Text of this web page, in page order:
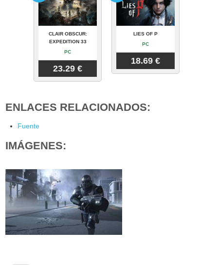
CLAIR OBSCUR:
EXPEDITION 33
PC
23.29 €
LIES OF P
PC
18.69 €
ENLACES RELACIONADOS:
Fuente
IMÁGENES: